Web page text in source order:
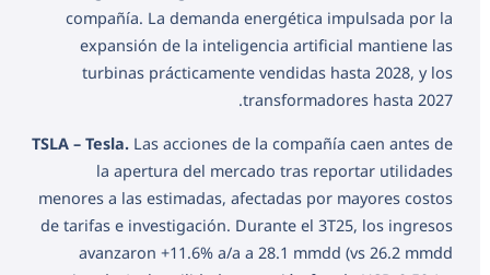
compañía. La demanda energética impulsada por la
expansión de la inteligencia artificial mantiene las
turbinas prácticamente vendidas hasta 2028, y los
transformadores hasta 2027.
TSLA – Tesla. Las acciones de la compañía caen antes de
la apertura del mercado tras reportar utilidades
menores a las estimadas, afectadas por mayores costos
de tarifas e investigación. Durante el 3T25, los ingresos
avanzaron +11.6% a/a a 28.1 mmdd (vs 26.2 mmdd